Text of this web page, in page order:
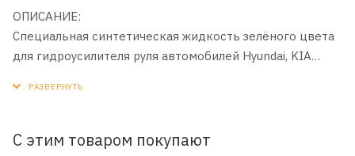
ОПИСАНИЕ:
Специальная синтетическая жидкость зелёного цвета
для гидроусилителя руля автомобилей Hyundai, KIA
С этим товаром покупают